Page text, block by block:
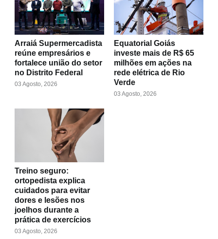
Arraiá Supermercadista
reúne empresários e
fortalece união do setor
no Distrito Federal
03 Agosto, 2026
Equatorial Goiás
investe mais de R$ 65
milhões em ações na
rede elétrica de Rio
Verde
03 Agosto, 2026
Treino seguro:
ortopedista explica
cuidados para evitar
dores e lesões nos
joelhos durante a
prática de exercícios
03 Agosto, 2026